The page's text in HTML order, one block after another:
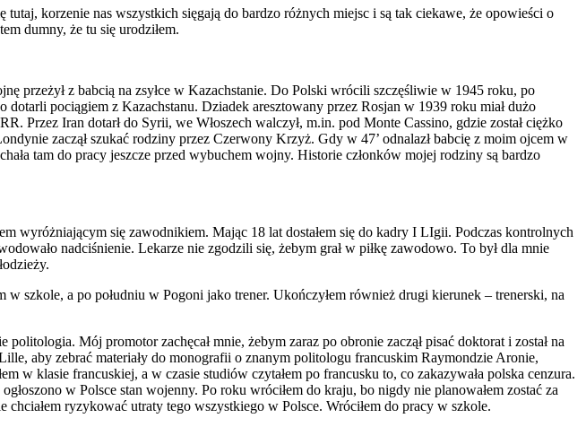
korzenie nas wszystkich sięgają do bardzo różnych miejsc i są tak ciekawe, że opowieści o
dumny, że tu się urodziłem.
przeżył z babcią na zsyłce w Kazachstanie. Do Polski wrócili szczęśliwie w 1945 roku, po
pociągiem z Kazachstanu. Dziadek aresztowany przez Rosjan w 1939 roku miał dużo
Przez Iran dotarł do Syrii, we Włoszech walczył, m.in. pod Monte Cassino, gdzie został ciężko
zaczął szukać rodziny przez Czerwony Krzyż. Gdy w 47’ odnalazł babcię z moim ojcem w
tam do pracy jeszcze przed wybuchem wojny. Historie członków mojej rodziny są bardzo
wyróżniającym się zawodnikiem. Mając 18 lat dostałem się do kadry I LIgii. Podczas kontrolnych
nadciśnienie. Lekarze nie zgodzili się, żebym grał w piłkę zawodowo. To był dla mnie
w szkole, a po południu w Pogoni jako trener. Ukończyłem również drugi kierunek – trenerski, na
Mój promotor zachęcał mnie, żebym zaraz po obronie zaczął pisać doktorat i został na
aby zebrać materiały do monografii o znanym politologu francuskim Raymondzie Aronie,
w klasie francuskiej, a w czasie studiów czytałem po francusku to, co zakazywała polska cenzura.
w Polsce stan wojenny. Po roku wróciłem do kraju, bo nigdy nie planowałem zostać za
ryzykować utraty tego wszystkiego w Polsce. Wróciłem do pracy w szkole.